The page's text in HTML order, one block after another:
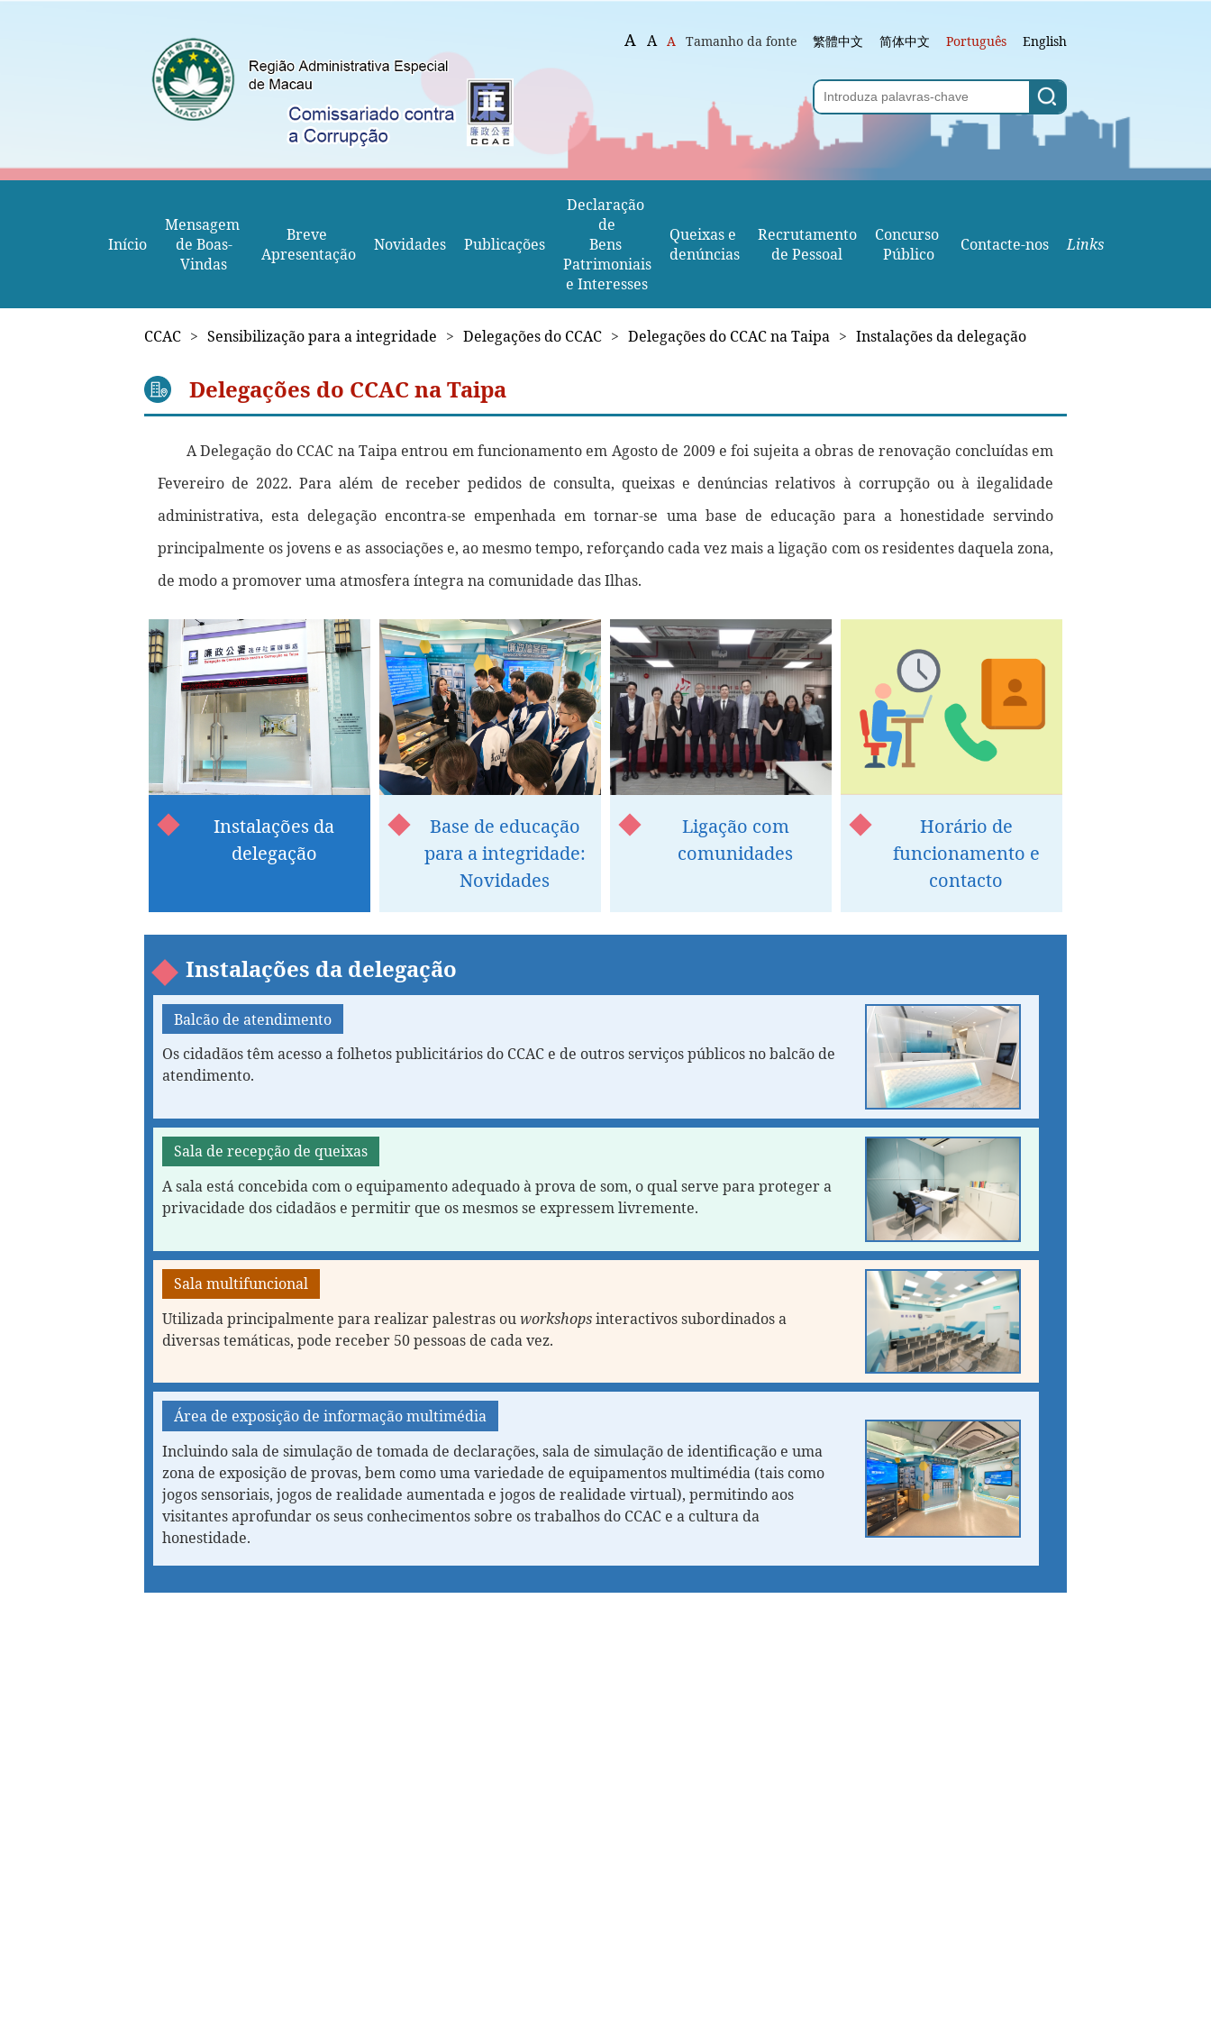
A A A Tamanho da fonte 繁體中文 简体中文 Português English
Início
Mensagem
de Boas-
Vindas
Breve
Apresentação
Novidades Publicações
Declaração
de
Bens
Patrimoniais
e Interesses
Queixas e
denúncias
Recrutamento
de Pessoal
Concurso
Público
Contacte-nos Links
CCAC > Sensibilização para a integridade > Delegações do CCAC > Delegações do CCAC na Taipa > Instalações da delegação
Delegações do CCAC na Taipa
A Delegação do CCAC na Taipa entrou em funcionamento em Agosto de 2009 e foi sujeita a obras de renovação concluídas em
Fevereiro de 2022. Para além de receber pedidos de consulta, queixas e denúncias relativos à corrupção ou à ilegalidade
administrativa, esta delegação encontra-se empenhada em tornar-se uma base de educação para a honestidade servindo
principalmente os jovens e as associações e, ao mesmo tempo, reforçando cada vez mais a ligação com os residentes daquela zona,
de modo a promover uma atmosfera íntegra na comunidade das Ilhas.
Instalações da
delegação
Base de educação
para a integridade:
Novidades
Ligação com
comunidades
Horário de
funcionamento e
contacto
Instalações da delegação
Balcão de atendimento
Os cidadãos têm acesso a folhetos publicitários do CCAC e de outros serviços públicos no balcão de
atendimento.
Sala de recepção de queixas
A sala está concebida com o equipamento adequado à prova de som, o qual serve para proteger a
privacidade dos cidadãos e permitir que os mesmos se expressem livremente.
Sala multifuncional
Utilizada principalmente para realizar palestras ouworkshopsinteractivos subordinados a
diversas temáticas, pode receber 50 pessoas de cada vez.
Área de exposição de informação multimédia
Incluindo sala de simulação de tomada de declarações, sala de simulação de identificação e uma
zona de exposição de provas, bem como uma variedade de equipamentos multimédia (tais como
jogos sensoriais, jogos de realidade aumentada e jogos de realidade virtual), permitindo aos
visitantes aprofundar os seus conhecimentos sobre os trabalhos do CCAC e a cultura da
honestidade.